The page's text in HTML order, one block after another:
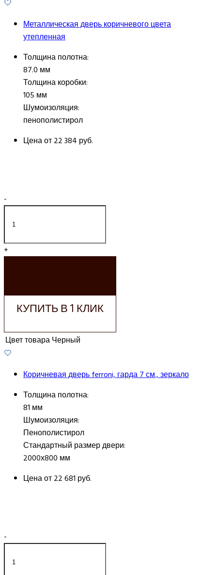
Металлическая дверь коричневого цвета
утепленная
Толщина полотна:
87.0 мм
Толщина коробки:
105 мм
Шумоизоляция:
пенополистирол
Цена от22 384 руб.
-
+
КУПИТЬ В 1 КЛИК
Цвет товараЧерный
Коричневая дверь ferroni, гарда 7 см., зеркало
Толщина полотна:
81 мм
Шумоизоляция:
Пенополистирол
Стандартный размер двери:
2000х800 мм
Цена от22 681 руб.
-